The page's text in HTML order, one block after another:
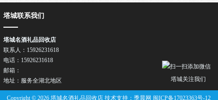
塔城关注我们
塔城联系我们
塔城名酒礼品回收店
联系人：15926231618
电话：15926231618
邮箱：
地址：服务全湖北地区
Copyright © 2026 塔城名酒礼品回收店 技术支持：季晨网闽ICP备17023363号-12